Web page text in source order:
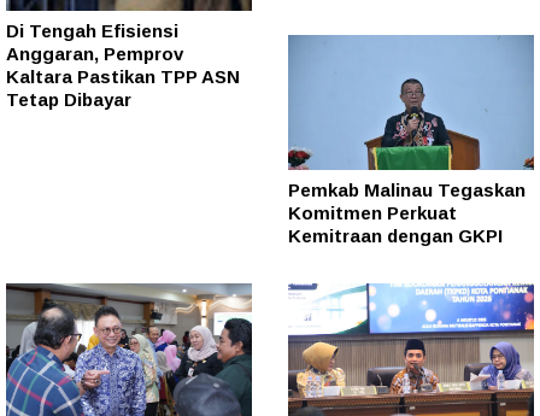
Di Tengah Efisiensi
Anggaran, Pemprov
Kaltara Pastikan TPP ASN
Tetap Dibayar
Pemkab Malinau Tegaskan
Komitmen Perkuat
Kemitraan dengan GKPI